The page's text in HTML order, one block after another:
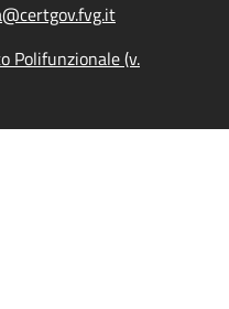
Polifunzionale (v.